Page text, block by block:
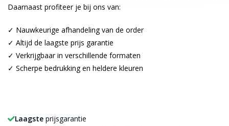
Daarnaast profiteer je bij ons van:
✓ Nauwkeurige afhandeling van de order
✓ Altijd de laagste prijs garantie
✓ Verkrijgbaar in verschillende formaten
✓ Scherpe bedrukking en heldere kleuren
Laagste prijsgarantie